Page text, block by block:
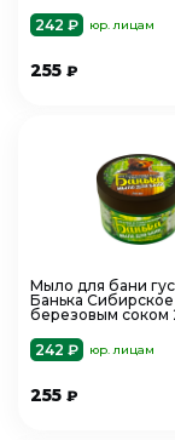
242 ₽
юр. лицам
255 ₽
Мыло для бани
Банька Сибирское
березовым соком
242 ₽
юр. лицам
255 ₽